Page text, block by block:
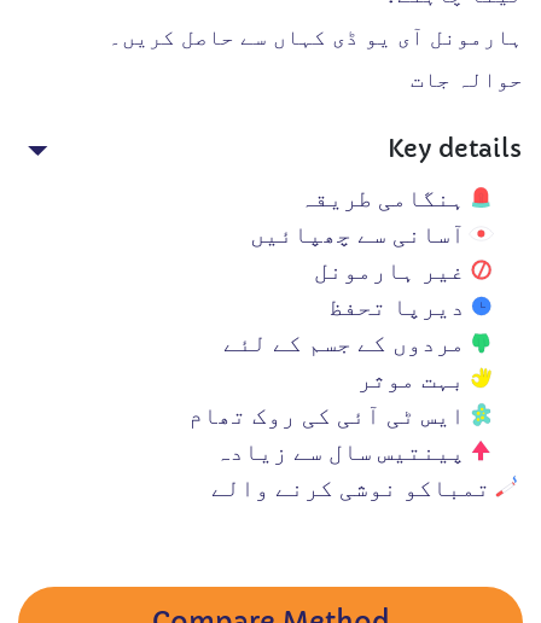
ہارمونل آی یو ڈی کہاں سے حاصل کریں۔
حوالہ جات
Key details
ہنگامی طریقہ
آسانی سے چھپائیں
غیر ہارمونل
دیرپا تحفظ
مردوں کے جسم کے لئے
بہت موثر
ایس ٹی آئی کی روک تھام
پینتیس سال سے زیادہ
تمباکو نوشی کرنے والے